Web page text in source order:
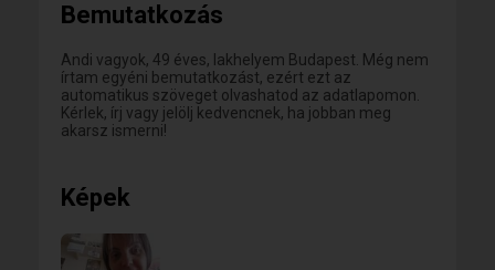
Bemutatkozás
Andi vagyok, 49 éves, lakhelyem Budapest. Még nem
írtam egyéni bemutatkozást, ezért ezt az
automatikus szöveget olvashatod az adatlapomon.
Kérlek, írj vagy jelölj kedvencnek, ha jobban meg
akarsz ismerni!
Képek